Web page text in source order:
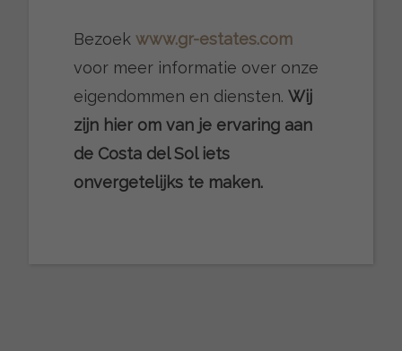
Bezoek www.gr-estates.com
voor meer informatie over onze
eigendommen en diensten. Wij
zijn hier om van je ervaring aan
de Costa del Sol iets
onvergetelijks te maken.